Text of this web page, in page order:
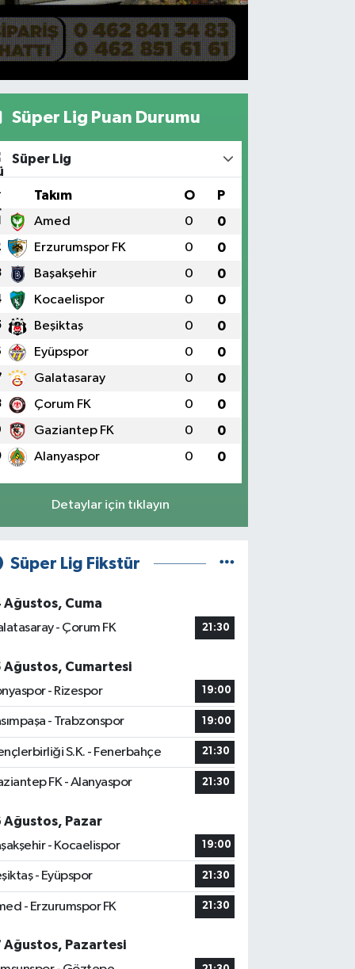
Süper Lig Puan Durumu
Süper Lig
Takım O P
Amed 0 0
Erzurumspor FK 0 0
Başakşehir 0 0
Kocaelispor 0 0
Beşiktaş 0 0
Eyüpspor 0 0
Galatasaray 0 0
Çorum FK 0 0
Gaziantep FK 0 0
Alanyaspor 0 0
Detaylar için tıklayın
Süper Lig Fikstür
Ağustos, Cuma
- Çorum FK
21:30
Ağustos, Cumartesi
- Rizespor
19:00
- Trabzonspor 19:00
S.K. - Fenerbahçe 21:30
FK - Alanyaspor 21:30
Ağustos, Pazar
- Kocaelispor
19:00
- Eyüpspor 21:30
- Erzurumspor FK 21:30
Ağustos, Pazartesi